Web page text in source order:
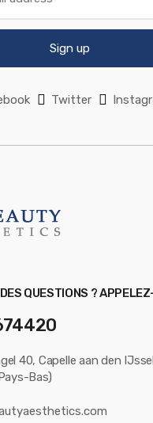
Sign up
Twitter
QUESTIONS ?
40, Capelle aan den
Bas)